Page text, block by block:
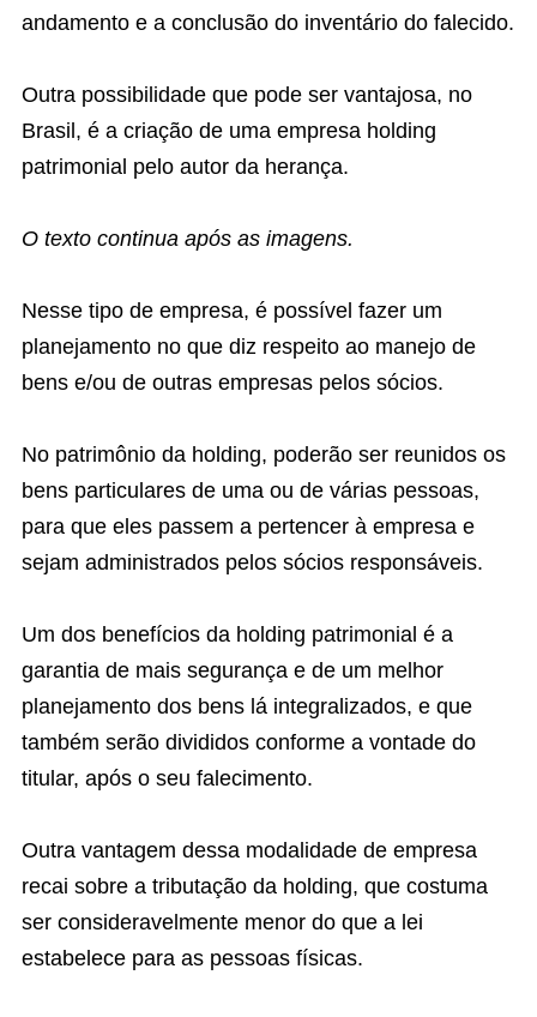
andamento e a conclusão do inventário do falecido.
Outra possibilidade que pode ser vantajosa, no
Brasil, é a criação de uma empresa holding
patrimonial pelo autor da herança.
O texto continua após as imagens.
Nesse tipo de empresa, é possível fazer um
planejamento no que diz respeito ao manejo de
bens e/ou de outras empresas pelos sócios.
No patrimônio da holding, poderão ser reunidos os
bens particulares de uma ou de várias pessoas,
para que eles passem a pertencer à empresa e
sejam administrados pelos sócios responsáveis.
Um dos benefícios da holding patrimonial é a
garantia de mais segurança e de um melhor
planejamento dos bens lá integralizados, e que
também serão divididos conforme a vontade do
titular, após o seu falecimento.
Outra vantagem dessa modalidade de empresa
recai sobre a tributação da holding, que costuma
ser consideravelmente menor do que a lei
estabelece para as pessoas físicas.